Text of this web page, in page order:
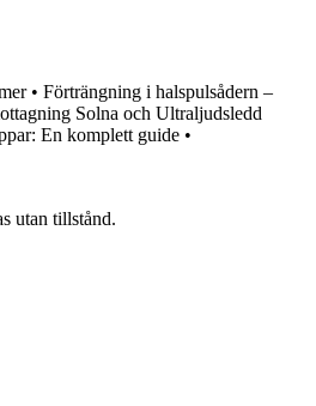
• Förträngning i halspulsådern –
Solna och Ultraljudsledd
En komplett guide •
utan tillstånd.